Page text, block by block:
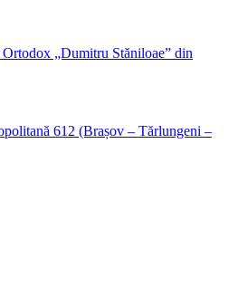
„Dumitru Stăniloae” din
612 (Brașov – Tărlungeni –